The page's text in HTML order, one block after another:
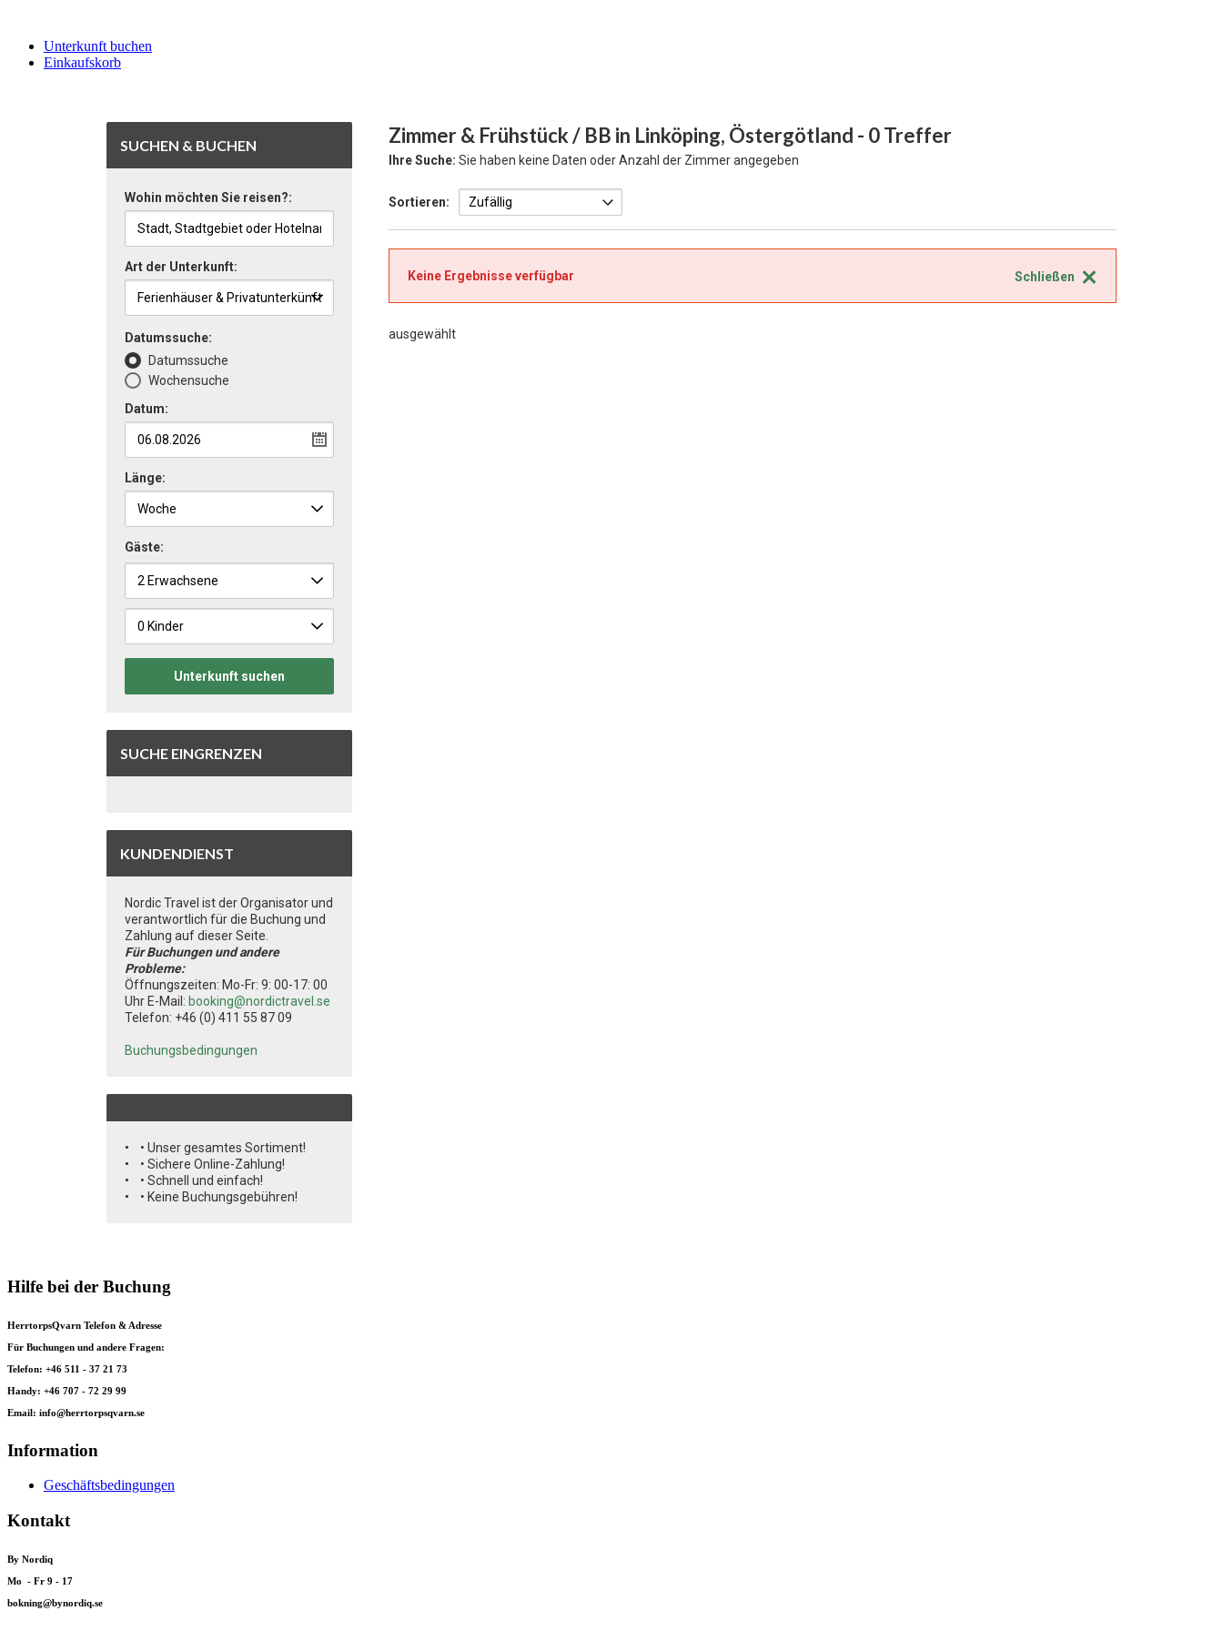
Unterkunft buchen
Einkaufskorb
Zimmer & Frühstück / BB in Linköping, Östergötland - 0 Treffer
Ihre Suche: Sie haben keine Daten oder Anzahl der Zimmer angegeben
Sortieren:
Schließen
Keine Ergebnisse verfügbar
ausgewählt
SUCHEN & BUCHEN
Wohin möchten Sie reisen?:
Art der Unterkunft:
Datumssuche:
Datumssuche
Wochensuche
Datum:
Länge:
Gäste:
Unterkunft suchen
SUCHE EINGRENZEN
KUNDENDIENST
Nordic Travel ist der Organisator und
verantwortlich für die Buchung und
Zahlung auf dieser Seite.
Für Buchungen und andere
Probleme:
Öffnungszeiten: Mo-Fr: 9: 00-17: 00
Uhr E-Mail: booking@nordictravel.se
Telefon: +46 (0) 411 55 87 09
Buchungsbedingungen
• Unser gesamtes Sortiment!
• Sichere Online-Zahlung!
• Schnell und einfach!
• Keine Buchungsgebühren!
Hilfe bei der Buchung
HerrtorpsQvarn Telefon & Adresse
Für Buchungen und andere Fragen:
Telefon: +46 511 - 37 21 73
Handy: +46 707 - 72 29 99
Email: info@herrtorpsqvarn.se
Information
Geschäftsbedingungen
Kontakt
By Nordiq
Mo - Fr 9 - 17
bokning@bynordiq.se